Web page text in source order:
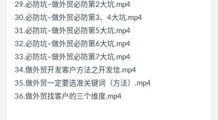
29.必防坑–做外贸必防第2大坑.mp4
30.必防坑–做外贸必防第3、4大坑.mp4
31.必防坑–做外贸必防第5大坑.mp4
32.必防坑–做外贸必防第6大坑.mp4
33.必防坑–做外贸必防第7大坑.mp4
34.做外贸开发客户方法之开发信.mp4
35.做外贸一定要选准关键词（方法）.mp4
36.做外贸找客户的三个维度.mp4